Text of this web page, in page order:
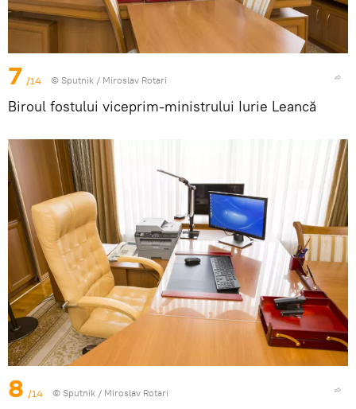
7 /14 © Sputnik / Miroslav Rotari
Biroul fostului viceprim-ministrului Iurie Leancă
8 /14 © Sputnik / Miroslav Rotari